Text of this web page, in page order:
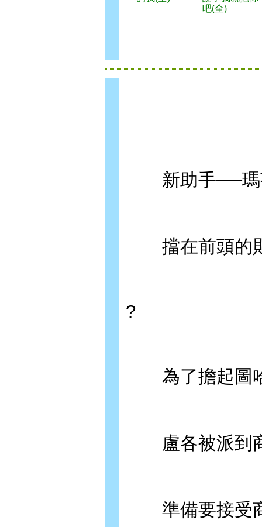
吧(全)
新助手──瑪
擋在前頭的
?
為了擔起圖
盧各被派到
準備要接受